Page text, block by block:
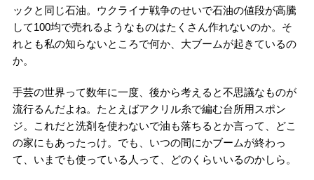
ックと同じ石油。ウクライナ戦争のせいで石油の値段が高騰
して100均で売れるようなものはたくさん作れないのか。そ
れとも私の知らないところで何か、大ブームが起きているの
か。
手芸の世界って数年に一度、後から考えると不思議なものが
流行るんだよね。たとえばアクリル糸で編む台所用スポン
ジ。これだと洗剤を使わないで油も落ちるとか言って、どこ
の家にもあったっけ。でも、いつの間にかブームが終わっ
て、いまでも使っている人って、どのくらいいるのかしら。